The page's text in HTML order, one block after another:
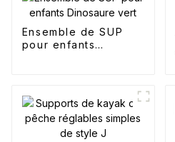
Ensemble de SUP
pour enfants